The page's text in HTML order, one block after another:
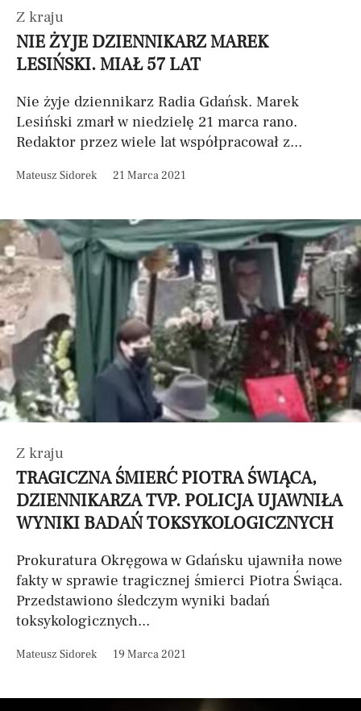
Z kraju
NIE ŻYJE DZIENNIKARZ MAREK
LESIŃSKI. MIAŁ 57 LAT
Nie żyje dziennikarz Radia Gdańsk. Marek
Lesiński zmarł w niedzielę 21 marca rano.
Redaktor przez wiele lat współpracował z...
Mateusz Sidorek 21 Marca 2021
Z kraju
TRAGICZNA ŚMIERĆ PIOTRA ŚWIĄCA,
DZIENNIKARZA TVP. POLICJA UJAWNIŁA
WYNIKI BADAŃ TOKSYKOLOGICZNYCH
Prokuratura Okręgowa w Gdańsku ujawniła nowe
fakty w sprawie tragicznej śmierci Piotra Świąca.
Przedstawiono śledczym wyniki badań
toksykologicznych...
Mateusz Sidorek 19 Marca 2021